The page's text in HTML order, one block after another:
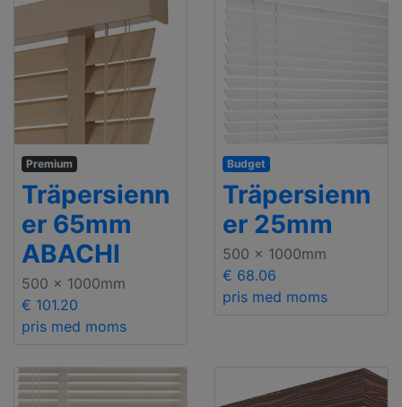
Premium
Träpersienn
er 65mm
ABACHI
500 x 1000mm
€ 101.20
pris med moms
Budget
Träpersienn
er 25mm
500 x 1000mm
€ 68.06
pris med moms